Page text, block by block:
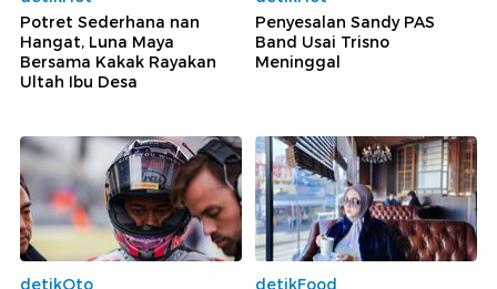
Potret Sederhana nan
Hangat, Luna Maya
Bersama Kakak Rayakan
Ultah Ibu Desa
Penyesalan Sandy PAS
Band Usai Trisno
Meninggal
detikOto detikFood